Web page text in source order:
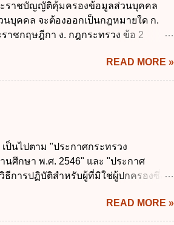
ธิ หน้าที่ และความรับผิดชอบในการ
กำหนดกรอบและทิศทางการบริหารงาน
แบบดิจิทัล ข้อ 4 กรรมการพัฒนารัฐบาล
ราชบัญญัติคุ้มครองข้อมูลส่วนบุคคล
บุคคล จะต้องออกเป็นกฎหมายใด ก.
ชกฤษฎีกา ง. กฎกระทรวง ข้อ 2
คคล พ.ศ. 2562 ก. หน่วยงานของรัฐทุก
ความบันเทิงและนันทนาการ ง. ถูกทุกข้อ
ข้อมูลส่วนบุคคล พ.ศ. 2562 ใช้บังคับ
ฤษภาคม 2562 ค. 28 พฤษภาคม 2562
คคลซึ่งมีอำนาจหน้าที่ตัดสินใจเกี่ยวกับ
ลส่วนบุคคล ค. พนักงานเจ้าหน้าที่ ง.
งานเจ้าหน้าที่ตามพระราชบัญญัติ
รัฐมนตรี ข. รัฐมนตรีว่าการกระทรวง
READ MORE »
ป็นไปตาม "ประกาศกระทรวง
นศึกษา พ.ศ. 2546" และ "ประกาศ
ธีการปฏิบัติสำหรับผู้ที่มิใช่ผู้ปกครองซึ่งมี
มายที่มีโทษทางอาญา โดยมีสาระสำคัญ
เข้าปีที่ 7 จนถึงอายุย่างเข้าปีที่ 16 เว้น
READ MORE »